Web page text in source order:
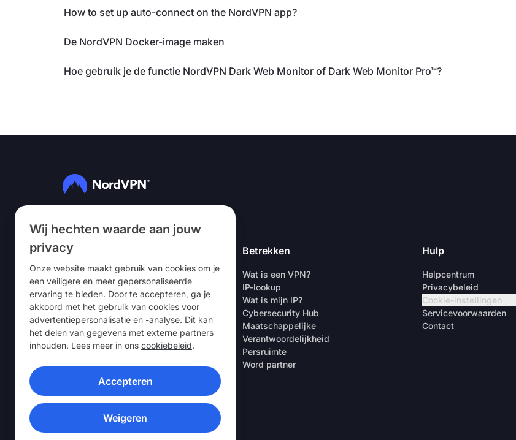
Wij hechten waarde aan jouw
privacy
Onze website maakt gebruik van cookies om je
een veiligere en meer gepersonaliseerde
ervaring te bieden. Door te accepteren, ga je
akkoord met het gebruik van cookies voor
advertentiepersonalisatie en -analyse. Dit kan
het delen van gegevens met externe partners
inhouden. Lees meer in ons cookiebeleid.
Accepteren
Weigeren
How to set up auto-connect on the NordVPN app?
De NordVPN Docker-image maken
Hoe gebruik je de functie NordVPN Dark Web Monitor of Dark Web Monitor Pro™?
NordVPN
Over ons
Vacatures
Gratis VPN-proefperiode
VPN-routers
Beoordelingen
Korting voor studenten & werknemers
Waar te koop
Een vriend uitnodigen
Betrekken
Wat is een VPN?
IP-lookup
Wat is mijn IP?
Cybersecurity Hub
Maatschappelijke
Verantwoordelijkheid
Persruimte
Word partner
Hulp
Helpcentrum
Privacybeleid
Cookie-instellingen
Servicevoorwaarden
Contact
VPN-APPS